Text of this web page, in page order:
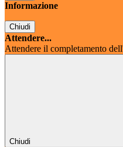
Informazione
Chiudi
Attendere...
Attendere il completamento
Chiudi